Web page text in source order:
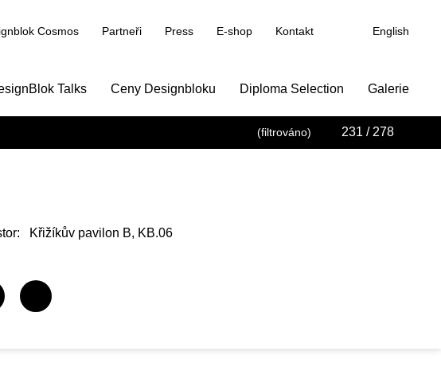
Cosmos Partneři Press E-shop Kontakt English
Talks Ceny Designbloku Diploma Selection Galerie
(filtrováno) 231 / 278
Křižíkův pavilon B, KB.06